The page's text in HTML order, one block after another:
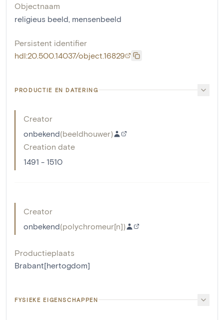
Objectnaam
religieus beeld mensenbeeld
Persistent identifier
hdl:20.500.14037/object.16829
PRODUCTIE EN DATERING
Creator
onbekend(beeldhouwer)
Creation date
1491 - 1510
Creator
onbekend(polychromeur[n])
Productieplaats
Brabant[hertogdom]
FYSIEKE EIGENSCHAPPEN